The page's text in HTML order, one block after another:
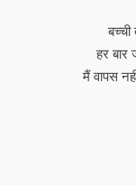
हर बार
मैं वापस